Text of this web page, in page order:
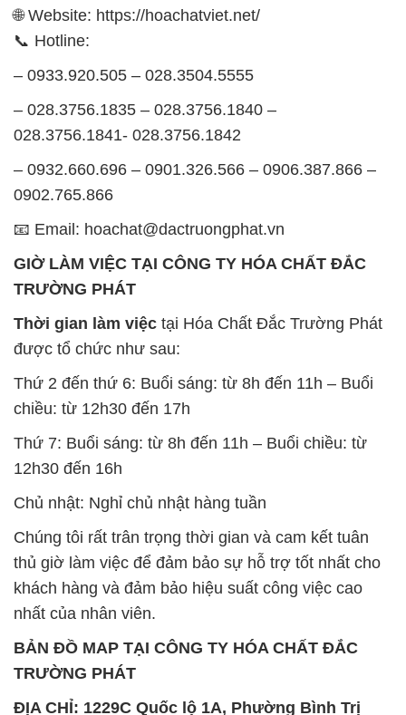
028.3756.1841- 028.3756.1842
0902.765.866
📧 Email: hoachat@dactruongphat.vn
TRƯỜNG PHÁT
được tổ chức như sau:
Thứ 2 đến thứ 6: Buổi sáng: từ 8h đến 11h – Buổi
chiều: từ 12h30 đến 17h
Thứ 7: Buổi sáng: từ 8h đến 11h – Buổi chiều: từ
12h30 đến 16h
Chủ nhật: Nghỉ chủ nhật hàng tuần
thủ giờ làm việc để đảm bảo sự hỗ trợ tốt nhất cho
khách hàng và đảm bảo hiệu suất công việc cao
nhất của nhân viên.
BẢN ĐỒ MAP TẠI CÔNG TY HÓA CHẤT ĐẮC
TRƯỜNG PHÁT
ĐỊA CHỈ: 1229C Quốc lộ 1A, Phường Bình Trị
Đông B, Quận Bình Tân, Sài Gòn TP. Hồ Chí
Minh